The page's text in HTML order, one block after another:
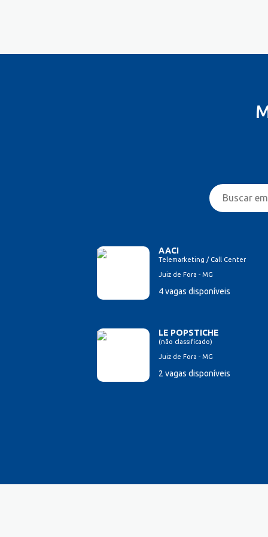
Entregador/Motoboy
Farmacêutico
Fiscal de Caixa
Garagista
AACI
Telemarketing / Call Center
Juiz de Fora - MG
4 vagas disponíveis
LE POPSTICHE
(não classificado)
Juiz de Fora - MG
2 vagas disponíveis